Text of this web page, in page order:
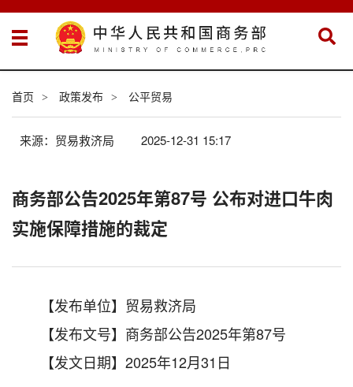
首页 > 政策发布 > 公平贸易
来源：贸易救济局 2025-12-31 15:17
商务部公告2025年第87号 公布对进口牛肉
实施保障措施的裁定
【发布单位】贸易救济局
【发布文号】商务部公告2025年第87号
【发文日期】2025年12月31日